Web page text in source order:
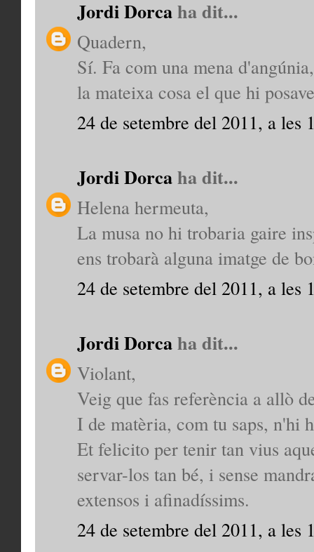
Jordi Dorcaha dit...
Quadern,
Sí. Fa com una mena
la mateixa cosa el que hi
24 de setembre del 2011, a les
Jordi Dorcaha dit...
Helena hermeuta,
La musa no hi trobaria gaire
ens trobarà alguna imatge de
24 de setembre del 2011, a les
Jordi Dorcaha dit...
Violant,
Veig que fas referència a allò
I de matèria, com tu saps, n'hi
Et felicito per tenir tan vius
servar-los tan bé, i sense
extensos i afinadíssims.
24 de setembre del 2011, a les